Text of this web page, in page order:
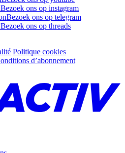
Bezoek ons op instagram
Bezoek ons op telegram
Bezoek ons op threads
Politique cookies
d’abonnement